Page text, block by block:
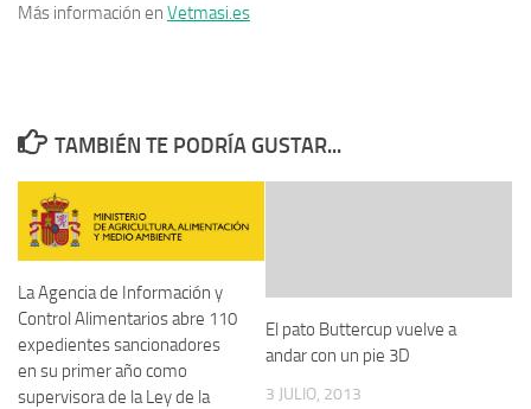
Más información en Vetmasi.es
TAMBIÉN TE PODRÍA GUSTAR...
La Agencia de Información y
Control Alimentarios abre 110
expedientes sancionadores
en su primer año como
supervisora de la Ley de la
El pato Buttercup vuelve a
andar con un pie 3D
3 JULIO, 2013